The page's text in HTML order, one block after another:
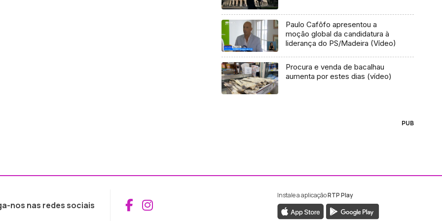
Paulo Cafôfo apresentou a
moção global da candidatura à
liderança do PS/Madeira (Vídeo)
Procura e venda de bacalhau
aumenta por estes dias (vídeo)
PUB
nos nas redes sociais Aceder ao Facebook da RTP Madeira
Aceder ao Instagram da RTP Madeira
Instale a aplicaçãoRTP Play